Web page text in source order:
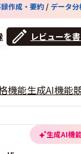
作成・要約 / データ分
レビューを
機能生成AI機能
生成AI機